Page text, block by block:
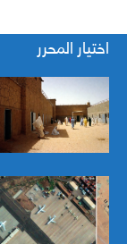
اختيار المحرر